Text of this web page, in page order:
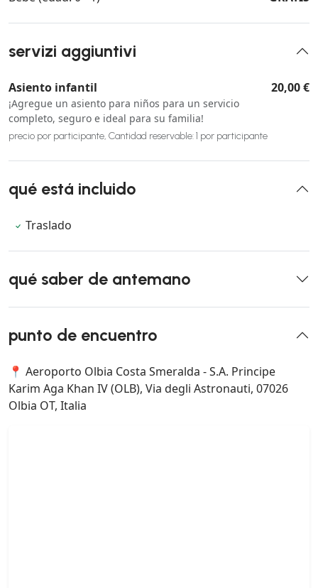
servizi aggiuntivi
Asiento infantil
¡Agregue un asiento para niños para un servicio
completo, seguro e ideal para su familia!
20,00 €
precio por participante, Cantidad reservable: 1 por participante
qué está incluido
Traslado
qué saber de antemano
punto de encuentro
📍 Aeroporto Olbia Costa Smeralda - S.A. Principe
Karim Aga Khan IV (OLB), Via degli Astronauti, 07026
Olbia OT, Italia